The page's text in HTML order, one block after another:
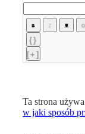
{}
[+]
Ta strona
w jaki sposób